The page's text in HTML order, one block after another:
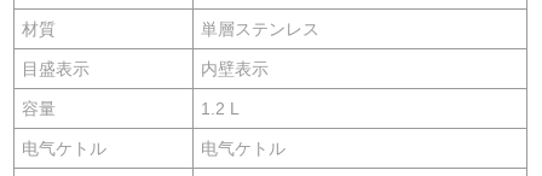
材質 単層ステンレス
目盛表示 内壁表示
容量 1.2 L
电气ケトル 电气ケトル